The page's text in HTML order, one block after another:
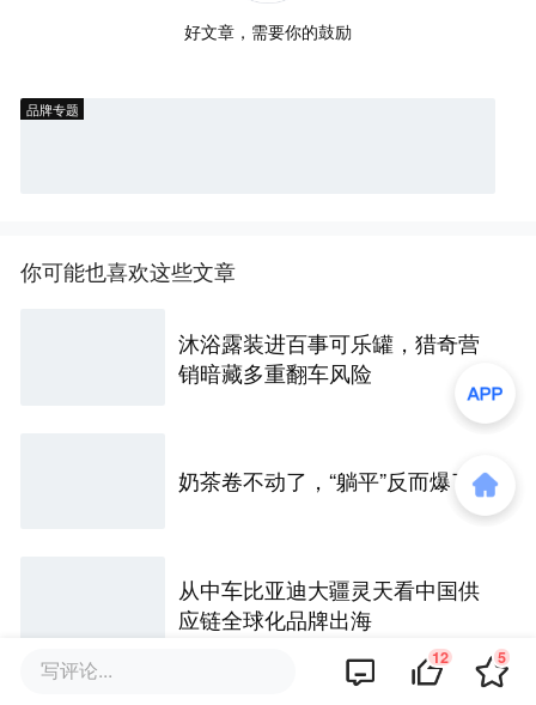
好文章，需要你的鼓励
品牌专题
你可能也喜欢这些文章
沐浴露装进百事可乐罐，猎奇营
销暗藏多重翻车风险
奶茶卷不动了，“躺平”反而爆了？
从中车比亚迪大疆灵天看中国供
应链全球化品牌出海
写评论... 12 5